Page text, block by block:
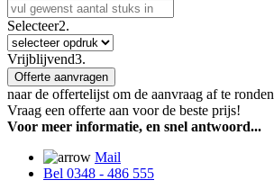
Selecteer2.
Vrijblijvend3.
Offerte aanvragen
naar de offertelijst om de aanvraag af te ronden
Vraag een offerte aan voor de beste prijs!
Voor meer informatie, en snel antwoord...
Mail
Bel 0348 - 486 555